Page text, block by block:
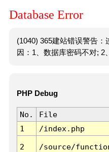
Database Error
(1040) 365建站错误警告
因：1、数据库密码不对; 2
PHP Debug
No. File
1
/index.php
2 /source/